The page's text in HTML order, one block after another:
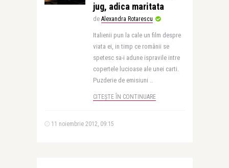
jug, adica maritata
de Alexandra Rotarescu
Italienii pun la cale un film despre
viata ei, in timp ce românii se
spetesc sa-i adune ispravile intre
copertele lucioase ale unei carti.
Puzderie de emisiuni ..
CITEȘTE ÎN CONTINUARE
11 noiembrie 2012, 09:15